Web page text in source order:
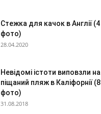
Стежка для качок в Англії (4
фото)
28.04.2020
Невідомі істоти виповзли на
піщаний пляж в Каліфорнії (8
фото)
31.08.2018